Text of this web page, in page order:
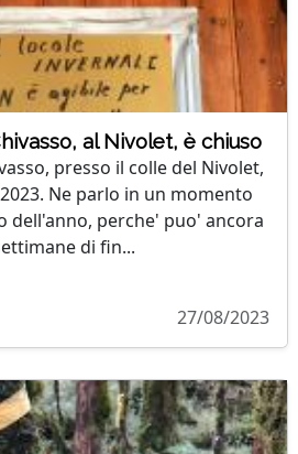
al Nivolet, è chiuso
presso il colle del Nivolet,
Ne parlo in un momento
dell'anno, perche' puo' ancora
di fin...
27/08/2023